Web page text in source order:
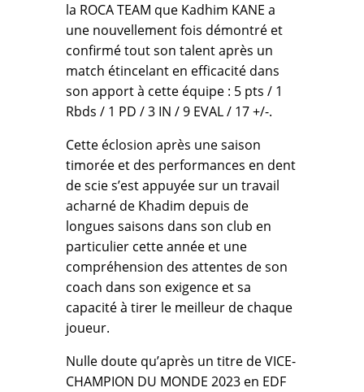
la ROCA TEAM que Kadhim KANE a
une nouvellement fois démontré et
confirmé tout son talent après un
match étincelant en efficacité dans
son apport à cette équipe : 5 pts / 1
Rbds / 1 PD / 3 IN / 9 EVAL / 17 +/-.
Cette éclosion après une saison
timorée et des performances en dent
de scie s’est appuyée sur un travail
acharné de Khadim depuis de
longues saisons dans son club en
particulier cette année et une
compréhension des attentes de son
coach dans son exigence et sa
capacité à tirer le meilleur de chaque
joueur.
Nulle doute qu’après un titre de VICE-
CHAMPION DU MONDE 2023 en EDF